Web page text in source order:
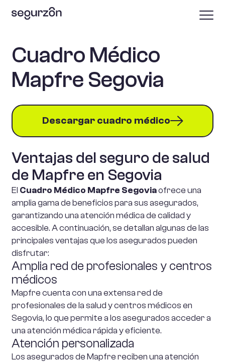
Cuadro Médico
Mapfre Segovia
Descargar cuadro médico
Ventajas del seguro de salud
de Mapfre en Segovia
El Cuadro Médico Mapfre Segoviaofrece una
amplia gama de beneficios para sus asegurados,
garantizando una atención médica de calidad y
accesible. A continuación, se detallan algunas de las
principales ventajas que los asegurados pueden
disfrutar:
Amplia red de profesionales y centros
médicos
Mapfre cuenta con una extensa red de
profesionales de la salud y centros médicos en
Segovia, lo que permite a los asegurados acceder a
una atención médica rápida y eficiente.
Atención personalizada
Los asegurados de Mapfre reciben una atención